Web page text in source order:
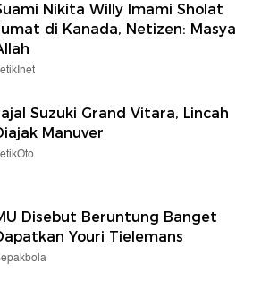
Nikita Willy Imami Sholat
di Kanada, Netizen: Masya
Suzuki Grand Vitara, Lincah
Manuver
Disebut Beruntung Banget
Youri Tielemans